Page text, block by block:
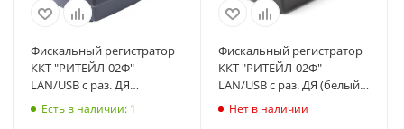
Фискальный регистратор
ККТ "РИТЕЙЛ-02Ф"
LAN/USB с раз. ДЯ
(черный) без ФН ФФД 1.2
Есть в наличии: 1
Фискальный регистратор
ККТ "РИТЕЙЛ-02Ф"
LAN/USB с раз. ДЯ (белый)
без ФН ФФД 1.2 (3739)
Нет в наличии